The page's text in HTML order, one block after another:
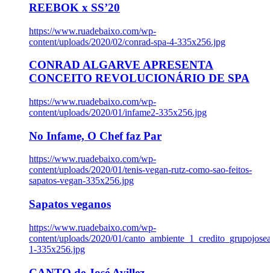
REEBOK x SS’20
https://www.ruadebaixo.com/wp-
content/uploads/2020/02/conrad-spa-4-335x256.jpg
CONRAD ALGARVE APRESENTA
CONCEITO REVOLUCIONÁRIO DE SPA
https://www.ruadebaixo.com/wp-
content/uploads/2020/01/infame2-335x256.jpg
No Infame, O Chef faz Par
https://www.ruadebaixo.com/wp-
content/uploads/2020/01/tenis-vegan-rutz-como-sao-feitos-
sapatos-vegan-335x256.jpg
Sapatos veganos
https://www.ruadebaixo.com/wp-
content/uploads/2020/01/
1-335x256.jpg